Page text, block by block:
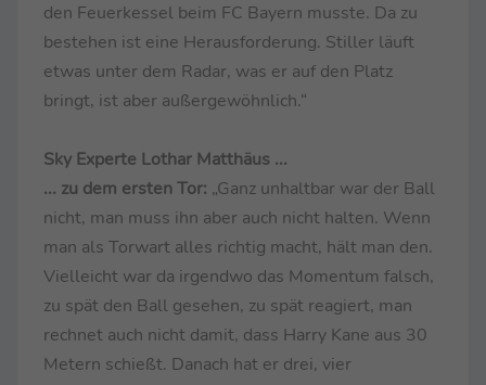
den Feuerkessel beim FC Bayern musste. Da zu
bestehen ist eine Herausforderung. Stiller läuft
etwas unter dem Radar, was er auf den Platz
bringt, ist aber außergewöhnlich.“
Sky Experte Lothar Matthäus ...
... zu dem ersten Tor: „Ganz unhaltbar war der Ball
nicht, man muss ihn aber auch nicht halten. Wenn
man als Torwart alles richtig macht, hält man den.
Vielleicht war da irgendwo das Momentum falsch,
zu spät den Ball gesehen, zu spät reagiert, man
rechnet auch nicht damit, dass Harry Kane aus 30
Metern schießt. Danach hat er drei, vier